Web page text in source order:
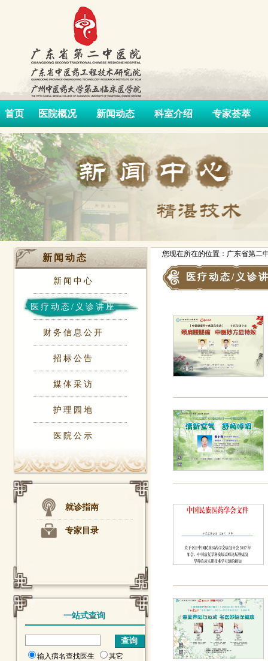
首页 医院概况 新闻动态 科室介绍 专家荟萃
新闻动态
新闻中心
医疗动态/义诊讲座
财务信息公开
招标公告
媒体采访
护理园地
医院公示
就诊指南
专家目录
一站式查询
输入病名查找医生 其它
您现在所在的位置：广东省第二
医疗动态/义诊